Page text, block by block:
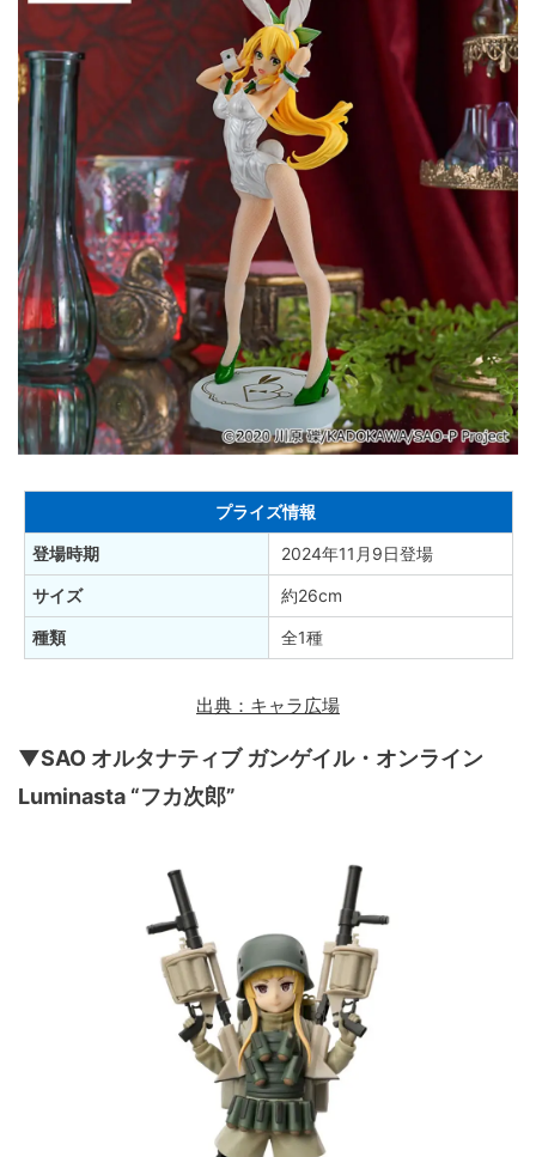
プライズ情報
登場時期 2024年11月9日登場
サイズ 約26cm
種類 全1種
出典：キャラ広場
▼SAO オルタナティブ ガンゲイル・オンライン
Luminasta “フカ次郎”